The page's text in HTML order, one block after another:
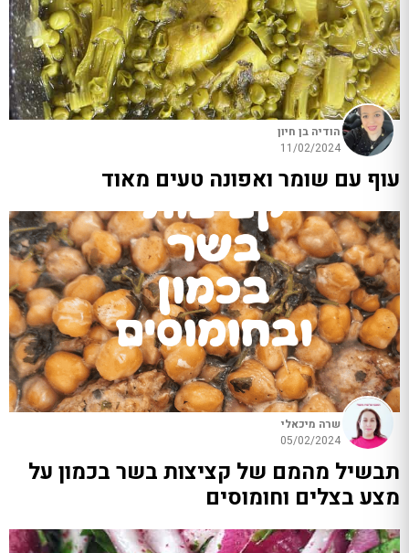
הודיה בן חיון
11/02/2024
עוף עם שומר ואפונה טעים מאוד
שרה מיכאלי
05/02/2024
תבשיל מהמם של קציצות בשר בכמון על
מצע בצלים וחומוסים